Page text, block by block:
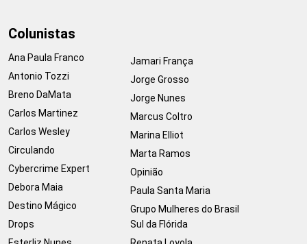
Colunistas
Ana Paula Franco
Antonio Tozzi
Breno DaMata
Carlos Martinez
Carlos Wesley
Circulando
Cybercrime Expert
Debora Maia
Destino Mágico
Drops
Jamari França
Jorge Grosso
Jorge Nunes
Marcus Coltro
Marina Elliot
Marta Ramos
Opinião
Paula Santa Maria
Grupo Mulheres do Brasil
Sul da Flórida